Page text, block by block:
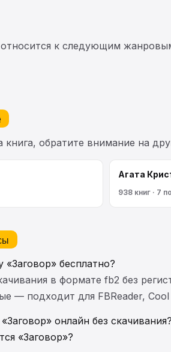
к следующим
книга, обратите внимание на
Агата
938 книг · 7
бесплатно?
в формате fb2 без
— подходит для FBReader,
онлайн без
«Заговор»?